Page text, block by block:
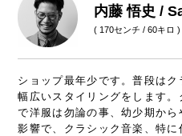
内藤 悟史 /
( 170センチ / 60キロ )
ショップ最年少です。普段は
幅広いスタイリングをします
で洋服は勿論の事、幼少期か
影響で、クラシック音楽、特